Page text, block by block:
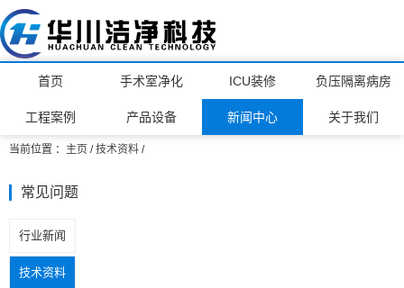
首页 手术室净化 ICU装修 负压隔离病房
工程案例 产品设备 新闻中心 关于我们
当前位置 ： 主页 /技术资料 /
常见问题
行业新闻
技术资料